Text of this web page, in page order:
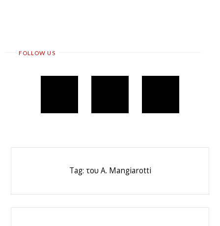
FOLLOW US
Tag: του A. Mangiarotti